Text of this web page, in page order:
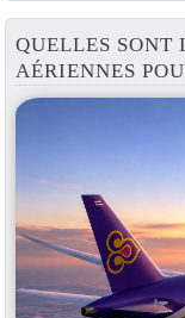
QUELLES SONT
AÉRIENNES